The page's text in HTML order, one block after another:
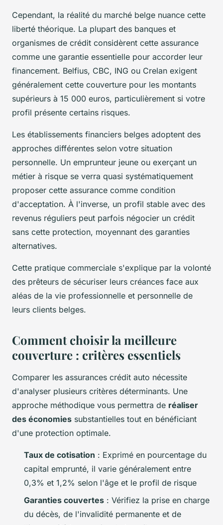
Cependant, la réalité du marché belge nuance cette
liberté théorique. La plupart des banques et
organismes de crédit considèrent cette assurance
comme une garantie essentielle pour accorder leur
financement. Belfius, CBC, ING ou Crelan exigent
généralement cette couverture pour les montants
supérieurs à 15 000 euros, particulièrement si votre
profil présente certains risques.
Les établissements financiers belges adoptent des
approches différentes selon votre situation
personnelle. Un emprunteur jeune ou exerçant un
métier à risque se verra quasi systématiquement
proposer cette assurance comme condition
d'acceptation. À l'inverse, un profil stable avec des
revenus réguliers peut parfois négocier un crédit
sans cette protection, moyennant des garanties
alternatives.
Cette pratique commerciale s'explique par la volonté
des prêteurs de sécuriser leurs créances face aux
aléas de la vie professionnelle et personnelle de
leurs clients belges.
Comment choisir la meilleure
couverture : critères essentiels
Comparer les assurances crédit auto nécessite
d'analyser plusieurs critères déterminants. Une
approche méthodique vous permettra de réaliser
des économies substantielles tout en bénéficiant
d'une protection optimale.
Taux de cotisation : Exprimé en pourcentage du
capital emprunté, il varie généralement entre
0,3% et 1,2% selon l'âge et le profil de risque
Garanties couvertes : Vérifiez la prise en charge
du décès, de l'invalidité permanente et de